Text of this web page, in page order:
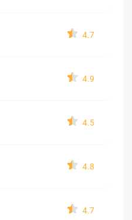
4.7
4.9
4.5
4.8
4.7